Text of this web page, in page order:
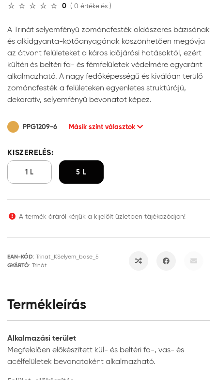
0 ( 0 értékelés )
A Trinát selyemfényű zománcfesték oldószeres bázisának
és alkidgyanta-kötőanyagának köszönhetően megóvja
az átvont felületeket a káros időjárási hatásoktól, ezért
kültéri és beltéri fa- és fémfelületek védelmére egyaránt
alkalmazható. A nagy fedőképességű és kiválóan terülő
zománcfesték a felületeken egyenletes struktúrájú,
dekoratív, selyemfényű bevonatot képez.
PPG1209-6 Másik színt választok
KISZERELÉS:
1 L 5 L
A termék áráról kérjük a kijelölt üzletben tájékozódjon!
EAN-KÓD: Trinat_KSelyem_base_5
GYÁRTÓ: Trinát
Termékleírás
Alkalmazási terület
Megfelelően előkészített kül- és beltéri fa-, vas- és
acélfelületek bevonataként alkalmazható.